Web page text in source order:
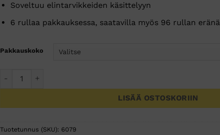
Soveltuu elintarvikkeiden käsittelyyn
6 rullaa pakkauksessa, saatavilla myös 96 rullan eränä
Pakkauskoko
LISÄÄ OSTOSKORIIN
Tuotetunnus (SKU): 6079